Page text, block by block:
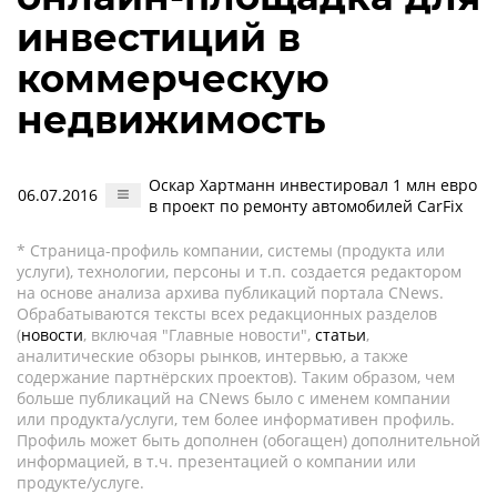
инвестиций в
коммерческую
недвижимость
06.07.2016
Оскар Хартманн инвестировал 1 млн евро
в проект по ремонту автомобилей CarFix
* Страница-профиль компании, системы (продукта или
услуги), технологии, персоны и т.п. создается редактором
на основе анализа архива публикаций портала CNews.
Обрабатываются тексты всех редакционных разделов
(новости, включая "Главные новости", статьи,
аналитические обзоры рынков, интервью, а также
содержание партнёрских проектов). Таким образом, чем
больше публикаций на CNews было с именем компании
или продукта/услуги, тем более информативен профиль.
Профиль может быть дополнен (обогащен) дополнительной
информацией, в т.ч. презентацией о компании или
продукте/услуге.